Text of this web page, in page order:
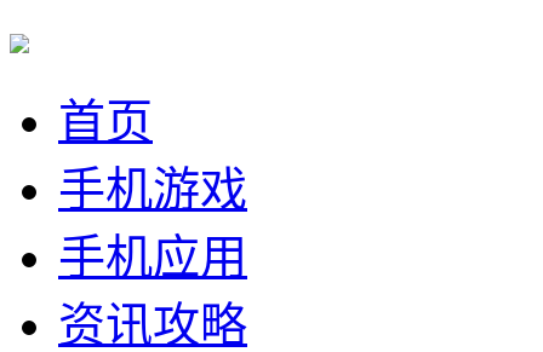
首页
手机游戏
手机应用
资讯攻略